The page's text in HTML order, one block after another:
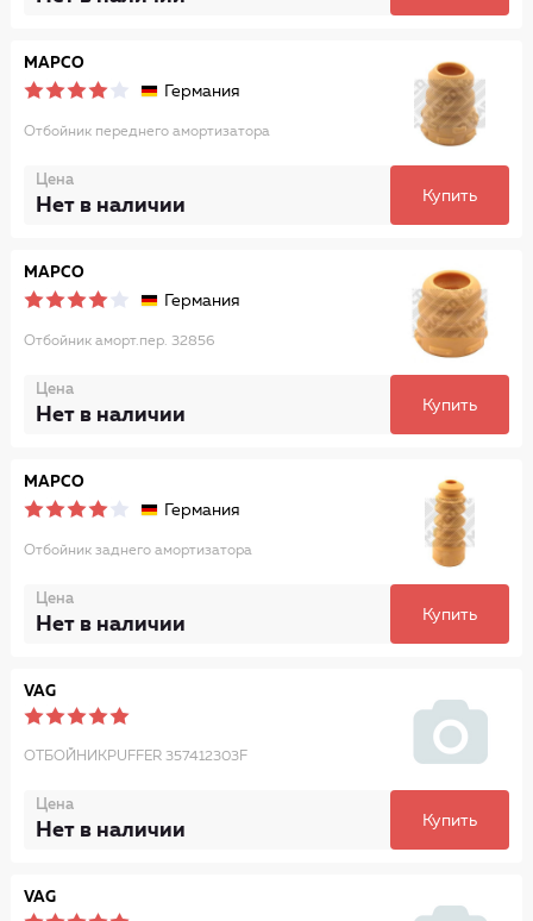
MAPCO
Германия
Отбойник переднего амортизатора
Цена
Нет в наличии Купить
MAPCO
Германия
Отбойник аморт.пер. 32856
Цена
Нет в наличии Купить
MAPCO
Германия
Отбойник заднего амортизатора
Цена
Нет в наличии Купить
VAG
ОТБОЙНИКPUFFER 357412303F
Цена
Нет в наличии Купить
VAG